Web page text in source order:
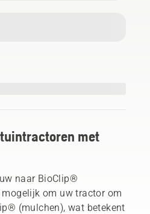
met
naar BioClip®
om uw tractor om
(mulchen), wat betekent